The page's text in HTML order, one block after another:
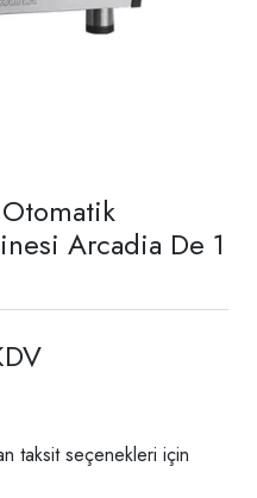
Arcadia De 1
taksit seçenekleri için